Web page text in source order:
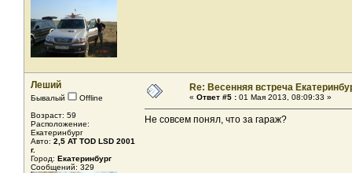
Леший
Бывалый
Offline
Возраст: 59
Расположение:
Екатеринбург
Авто: 2,5 AT TOD LSD 2001
г.
Город: Екатеринбург
Сообщений: 329
Re: Весенняя встреча
« Ответ #5 : 01 Мая 2013, 08:09:33 »
Не совсем понял, что за гараж?